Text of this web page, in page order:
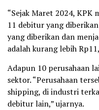
“Sejak Maret 2024, KPK
11 debitur yang
yang diberikan dan
adalah kurang lebih
Adapun 10 perusahaan
sektor. “Perusahaan
shipping, di industri
debitur lain,” ujarnya.